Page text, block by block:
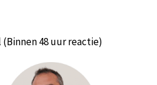
48 uur reactie)